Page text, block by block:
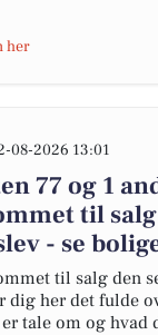
her
08-2026 13:01
77 og 1
til
- se
til salg den
dig her det fulde
tale om og hvad